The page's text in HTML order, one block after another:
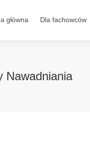
główna Dla fachowców
Nawadniania